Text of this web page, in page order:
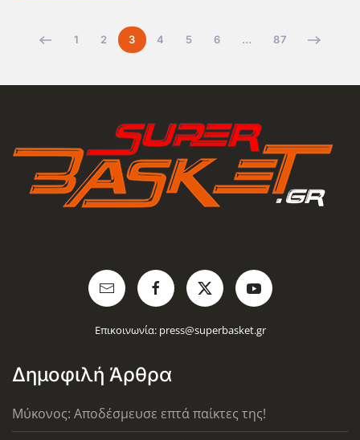
1 2 3 4 5 6 … 87
Επικοινωνία: press@superbasket.gr
Δημοφιλή Άρθρα
Μύκονος: Αποδέσμευσε επτά παίκτες της!